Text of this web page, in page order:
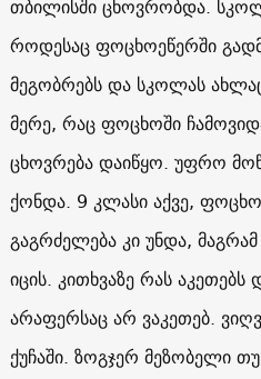
თბილისში ცხოვრობდა.
როდესაც ფოცხოეწერში
მეგობრებს და სკოლას
მერე, რაც ფოცხოში
ცხოვრება დაიწყო. უფრო
ქონდა. 9 კლასი აქვე,
გაგრძელება კი უნდა,
იცის. კითხვაზე რას
არაფერსაც არ ვაკეთებ.
ქუჩაში. ზოგჯერ მეზობელი